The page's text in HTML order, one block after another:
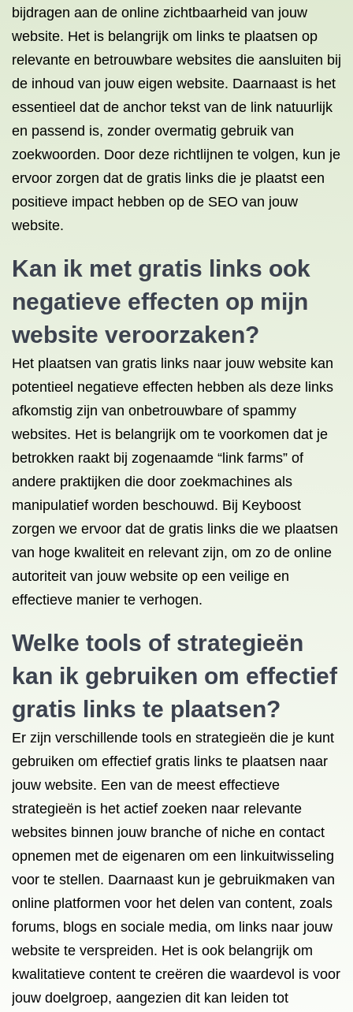
bijdragen aan de online zichtbaarheid van jouw
website. Het is belangrijk om links te plaatsen op
relevante en betrouwbare websites die aansluiten bij
de inhoud van jouw eigen website. Daarnaast is het
essentieel dat de anchor tekst van de link natuurlijk
en passend is, zonder overmatig gebruik van
zoekwoorden. Door deze richtlijnen te volgen, kun je
ervoor zorgen dat de gratis links die je plaatst een
positieve impact hebben op de SEO van jouw
website.
Kan ik met gratis links ook
negatieve effecten op mijn
website veroorzaken?
Het plaatsen van gratis links naar jouw website kan
potentieel negatieve effecten hebben als deze links
afkomstig zijn van onbetrouwbare of spammy
websites. Het is belangrijk om te voorkomen dat je
betrokken raakt bij zogenaamde “link farms” of
andere praktijken die door zoekmachines als
manipulatief worden beschouwd. Bij Keyboost
zorgen we ervoor dat de gratis links die we plaatsen
van hoge kwaliteit en relevant zijn, om zo de online
autoriteit van jouw website op een veilige en
effectieve manier te verhogen.
Welke tools of strategieën
kan ik gebruiken om effectief
gratis links te plaatsen?
Er zijn verschillende tools en strategieën die je kunt
gebruiken om effectief gratis links te plaatsen naar
jouw website. Een van de meest effectieve
strategieën is het actief zoeken naar relevante
websites binnen jouw branche of niche en contact
opnemen met de eigenaren om een linkuitwisseling
voor te stellen. Daarnaast kun je gebruikmaken van
online platformen voor het delen van content, zoals
forums, blogs en sociale media, om links naar jouw
website te verspreiden. Het is ook belangrijk om
kwalitatieve content te creëren die waardevol is voor
jouw doelgroep, aangezien dit kan leiden tot